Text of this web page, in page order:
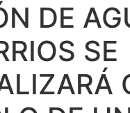
DE
SE